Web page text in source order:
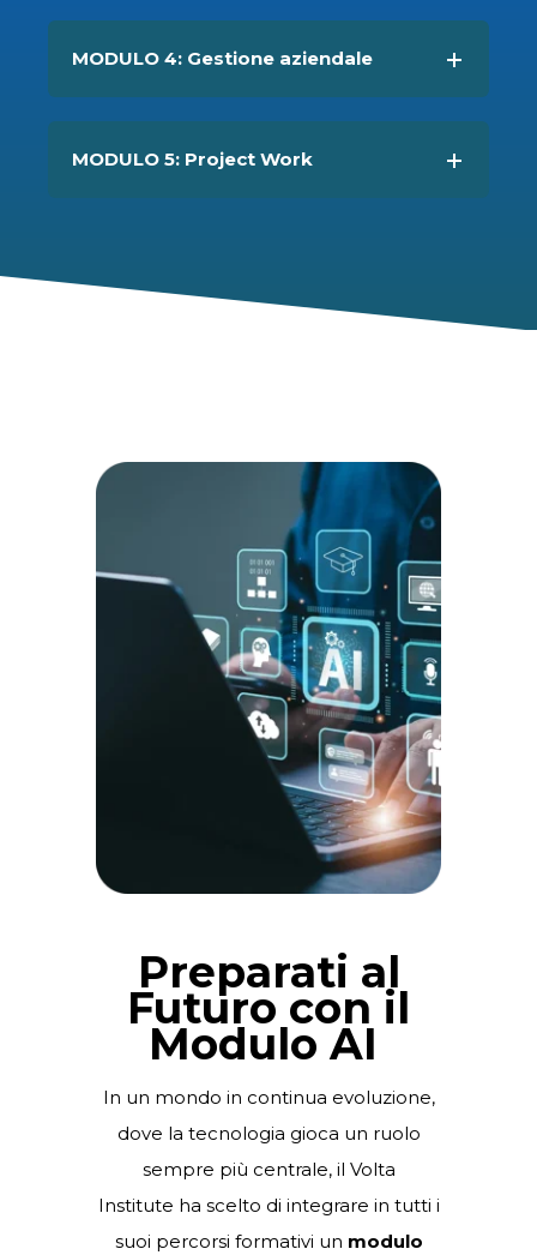
MODULO 4: Gestione aziendale
MODULO 5: Project Work
Preparati al
Futuro con il
Modulo AI
In un mondo in continua evoluzione,
dove la tecnologia gioca un ruolo
sempre più centrale, il Volta
Institute ha scelto di integrare in tutti i
suoi percorsi formativi un modulo